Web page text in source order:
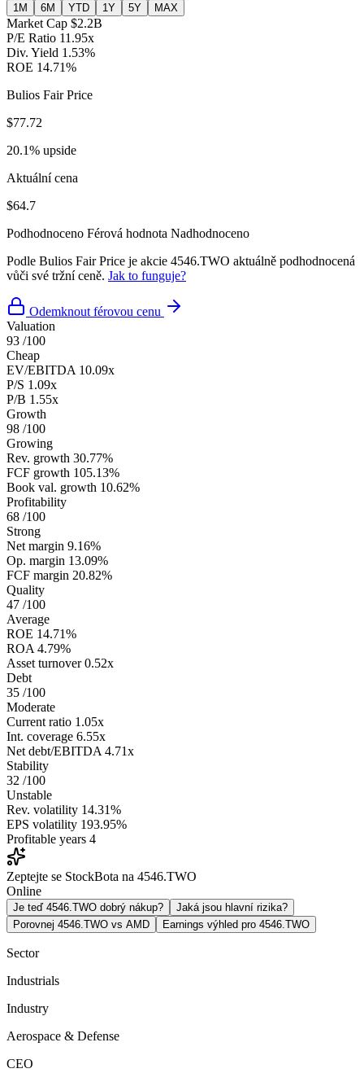
1M 6M YTD 1Y 5Y MAX
Market Cap $2.2B
P/E Ratio 11.95x
Div. Yield 1.53%
ROE 14.71%
Bulios Fair Price
$77.72
20.1% upside
Aktuální cena
$64.7
Podhodnoceno Férová hodnota Nadhodnoceno
Podle Bulios Fair Price je akcie 4546.TWO aktuálně podhodnocená
vůči své tržní ceně. Jak to funguje?
Odemknout férovou cenu
Valuation
93 /100
Cheap
EV/EBITDA 10.09x
P/S 1.09x
P/B 1.55x
Growth
98 /100
Growing
Rev. growth 30.77%
FCF growth 105.13%
Book val. growth 10.62%
Profitability
68 /100
Strong
Net margin 9.16%
Op. margin 13.09%
FCF margin 20.82%
Quality
47 /100
Average
ROE 14.71%
ROA 4.79%
Asset turnover 0.52x
Debt
35 /100
Moderate
Current ratio 1.05x
Int. coverage 6.55x
Net debt/EBITDA 4.71x
Stability
32 /100
Unstable
Rev. volatility 14.31%
EPS volatility 193.95%
Profitable years 4
Zeptejte se StockBota na 4546.TWO
Online
Je teď 4546.TWO dobrý nákup?
Jaká jsou hlavní rizika?
Porovnej 4546.TWO vs AMD
Earnings výhled pro 4546.TWO
Sector
Industrials
Industry
Aerospace & Defense
CEO